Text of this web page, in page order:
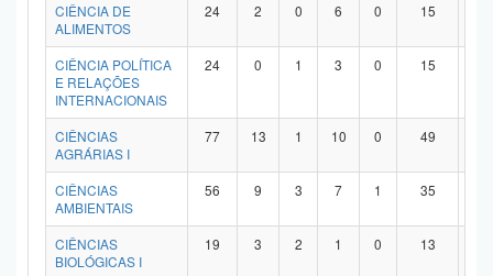
CIÊNCIA DE
ALIMENTOS
24 2 0 6 0 15
CIÊNCIA POLÍTICA
E RELAÇÕES
INTERNACIONAIS
24 0 1 3 0 15
CIÊNCIAS
AGRÁRIAS I
77 13 1 10 0 49
CIÊNCIAS
AMBIENTAIS
56 9 3 7 1 35
CIÊNCIAS
BIOLÓGICAS I
19 3 2 1 0 13